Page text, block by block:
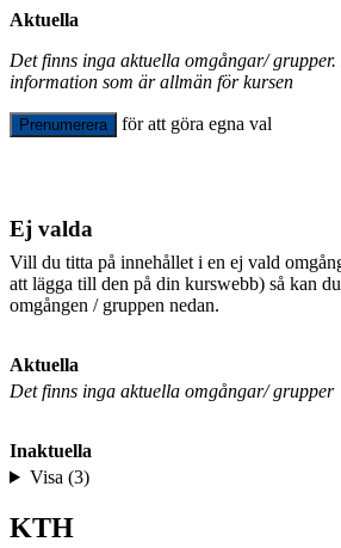
Aktuella
Det finns inga aktuella omgångar/
information som är allmän för kursen
Prenumerera för att göra egna val
Ej valda
Vill du titta på innehållet i en ej vald
att lägga till den på din kurswebb) så kan
omgången / gruppen nedan.
Aktuella
Det finns inga aktuella omgångar/ grupper
Inaktuella
Visa (3)
KTH